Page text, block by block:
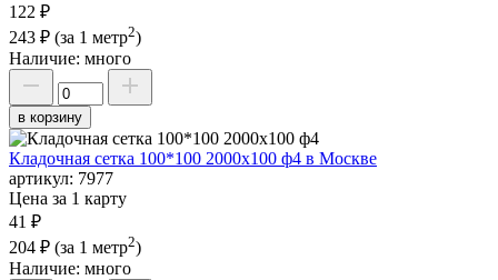
122 ₽
243 ₽ (за 1 метр2)
Наличие: много
в корзину
Кладочная сетка 100*100 2000х100 ф4 в Москве
артикул: 7977
Цена за 1 карту
41 ₽
204 ₽ (за 1 метр2)
Наличие: много